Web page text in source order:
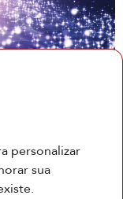
do estado de
os
um sono ou de
saímos
produzindo
personalizar
sua